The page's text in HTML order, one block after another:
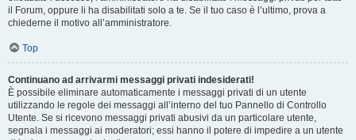
il Forum, oppure li ha disabilitati solo a te. Se il tuo caso è l’ultimo, prova a
chiederne il motivo all’amministratore.
Top
Continuano ad arrivarmi messaggi privati indesiderati!
È possibile eliminare automaticamente i messaggi privati ​​di un utente
utilizzando le regole dei messaggi all’interno del tuo Pannello di Controllo
Utente. Se si ricevono messaggi privati ​​abusivi da un particolare utente,
segnala i messaggi ai moderatori; essi hanno il potere di impedire a un utente